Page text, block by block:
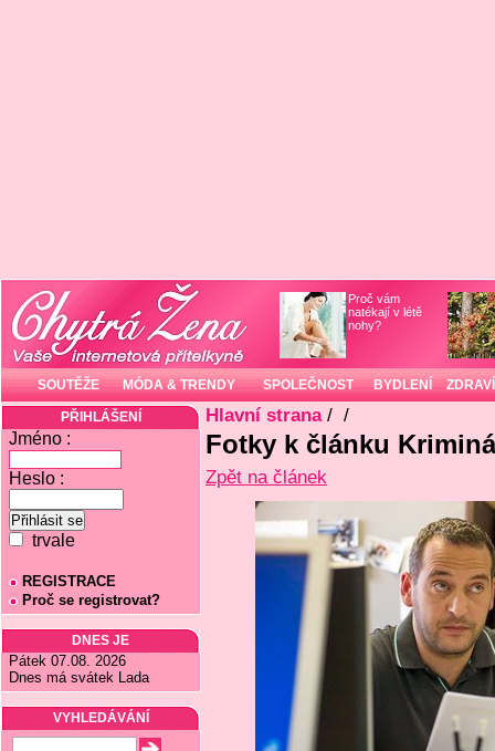
Proč vám
natékají v létě
nohy?
SOUTĚŽE MÓDA & TRENDY SPOLEČNOST BYDLENÍ ZDRAVÍ
PŘIHLÁŠENÍ
Jméno :
Heslo :
trvale
REGISTRACE
Proč se registrovat?
DNES JE
Pátek 07.08. 2026
Dnes má svátek Lada
VYHLEDÁVÁNÍ
Hlavní strana/ /
Fotky k článku
Zpět na článek